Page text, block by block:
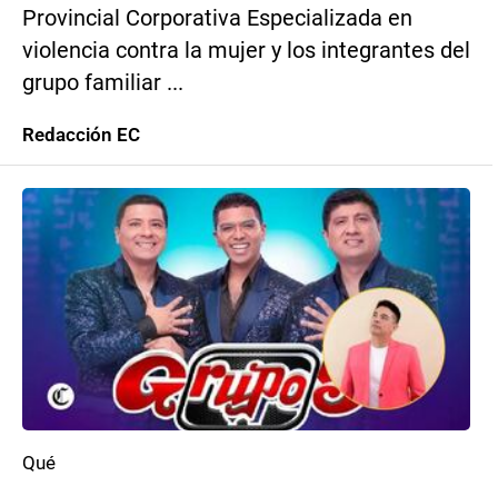
Provincial Corporativa Especializada en
violencia contra la mujer y los integrantes del
grupo familiar ...
Redacción EC
Qué